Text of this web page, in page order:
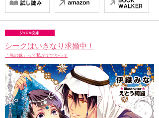
シークはいきなり求婚中！
「俺の嫁」って私がですかっ？